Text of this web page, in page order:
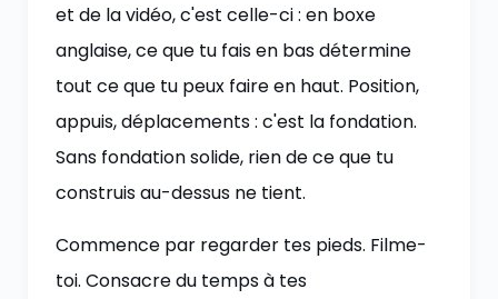
et de la vidéo, c'est celle-ci : en boxe
anglaise, ce que tu fais en bas détermine
tout ce que tu peux faire en haut. Position,
appuis, déplacements : c'est la fondation.
Sans fondation solide, rien de ce que tu
construis au-dessus ne tient.
Commence par regarder tes pieds. Filme-
toi. Consacre du temps à tes